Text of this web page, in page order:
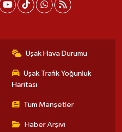
Uşak Hava Durumu
Uşak Trafik Yoğunluk
Haritası
Tüm Manşetler
Haber Arşivi